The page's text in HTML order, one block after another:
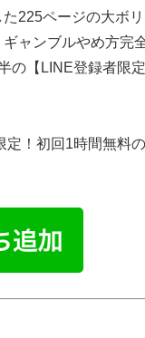
225ページの大ボ
ャンブルやめ方完
の【LINE登録者限
定！初回1時間無料